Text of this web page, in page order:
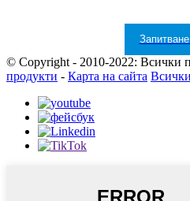
© Copyright - 2010-2022: Всички
продукти - Карта на сайта